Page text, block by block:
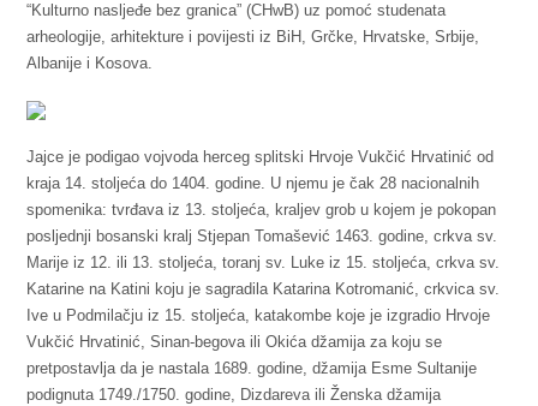
“Kulturno nasljeđe bez granica” (CHwB) uz pomoć studenata
arheologije, arhitekture i povijesti iz BiH, Grčke, Hrvatske, Srbije,
Albanije i Kosova.
Jajce je podigao vojvoda herceg splitski Hrvoje Vukčić Hrvatinić od
kraja 14. stoljeća do 1404. godine. U njemu je čak 28 nacionalnih
spomenika: tvrđava iz 13. stoljeća, kraljev grob u kojem je pokopan
posljednji bosanski kralj Stjepan Tomašević 1463. godine, crkva sv.
Marije iz 12. ili 13. stoljeća, toranj sv. Luke iz 15. stoljeća, crkva sv.
Katarine na Katini koju je sagradila Katarina Kotromanić, crkvica sv.
Ive u Podmilačju iz 15. stoljeća, katakombe koje je izgradio Hrvoje
Vukčić Hrvatinić, Sinan-begova ili Okića džamija za koju se
pretpostavlja da je nastala 1689. godine, džamija Esme Sultanije
podignuta 1749./1750. godine, Dizdareva ili Ženska džamija